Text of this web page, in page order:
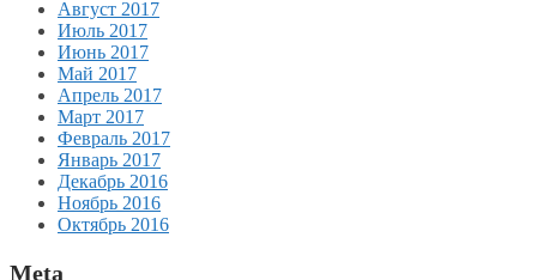
Август 2017
Июль 2017
Июнь 2017
Май 2017
Апрель 2017
Март 2017
Февраль 2017
Январь 2017
Декабрь 2016
Ноябрь 2016
Октябрь 2016
Meta